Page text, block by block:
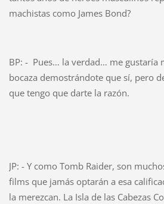
machistas como James Bond?
BP: - Pues… la verdad… me gustaría
bocaza demostrándote que sí, pero
que tengo que darte la razón.
JP: - Y como Tomb Raider, son
films que jamás optarán a esa
la merezcan. La Isla de las Cabezas